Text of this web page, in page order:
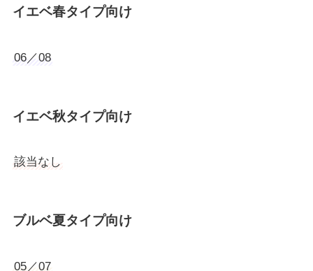
イエベ春タイプ向け
06／08
イエベ秋タイプ向け
該当なし
ブルベ夏タイプ向け
05／07